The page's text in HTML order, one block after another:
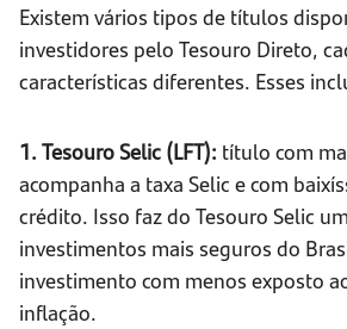
Existem vários tipos de títulos
investidores pelo Tesouro Direto,
características diferentes. Esses
1. Tesouro Selic (LFT): título com
acompanha a taxa Selic e com
crédito. Isso faz do Tesouro Selic
investimentos mais seguros do
investimento com menos exposto
inflação.